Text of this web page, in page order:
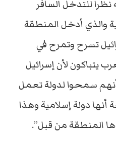
للتدخل السافر
والذي أدخل المنطقة
تسرح وتمرح في
يتباكون لأن إسرائيل
سمحوا لدولة تعمل
دولة إسلامية وهذا
المنطقة من قبل”.